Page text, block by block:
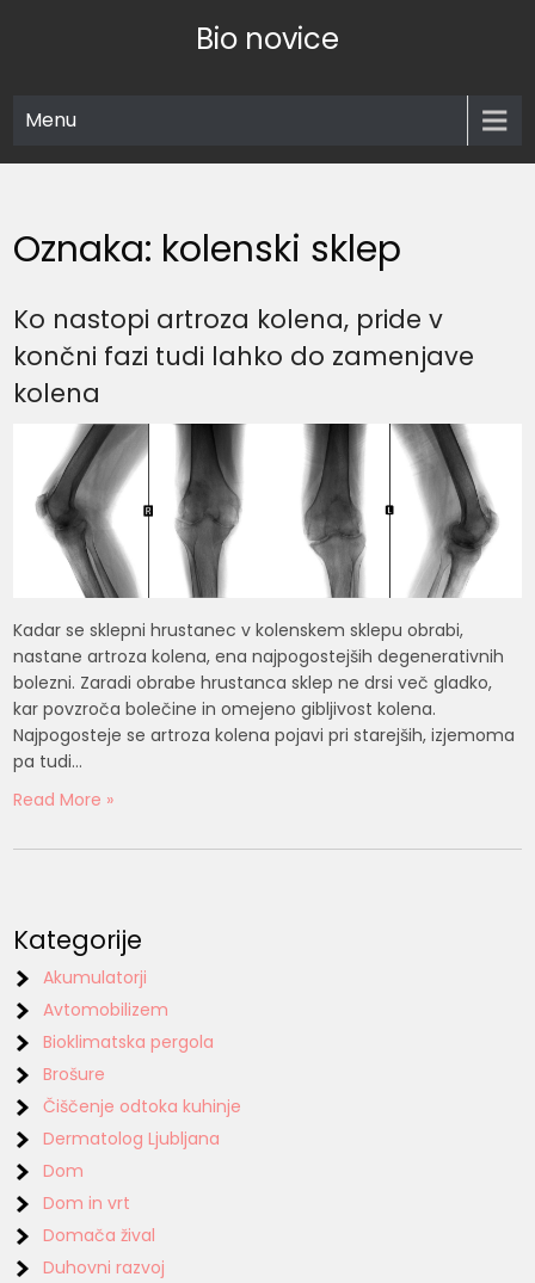
Bio novice
Menu
Oznaka: kolenski sklep
Ko nastopi artroza kolena, pride v
končni fazi tudi lahko do zamenjave
kolena
Kadar se sklepni hrustanec v kolenskem sklepu obrabi,
nastane artroza kolena, ena najpogostejših degenerativnih
bolezni. Zaradi obrabe hrustanca sklep ne drsi več gladko,
kar povzroča bolečine in omejeno gibljivost kolena.
Najpogosteje se artroza kolena pojavi pri starejših, izjemoma
pa tudi…
Read More »
Kategorije
Akumulatorji
Avtomobilizem
Bioklimatska pergola
Brošure
Čiščenje odtoka kuhinje
Dermatolog Ljubljana
Dom
Dom in vrt
Domača žival
Duhovni razvoj